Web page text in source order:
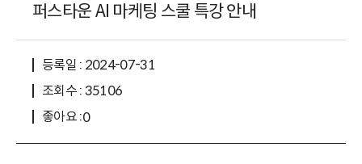
퍼스타운 AI 마케팅 스쿨 특강 안내
등록일 : 2024-07-31
조회수 : 35106
좋아요 :0